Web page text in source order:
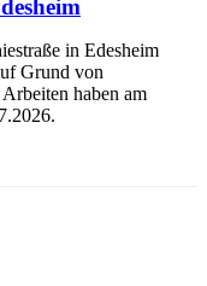
in Edesheim
Grund von
haben am